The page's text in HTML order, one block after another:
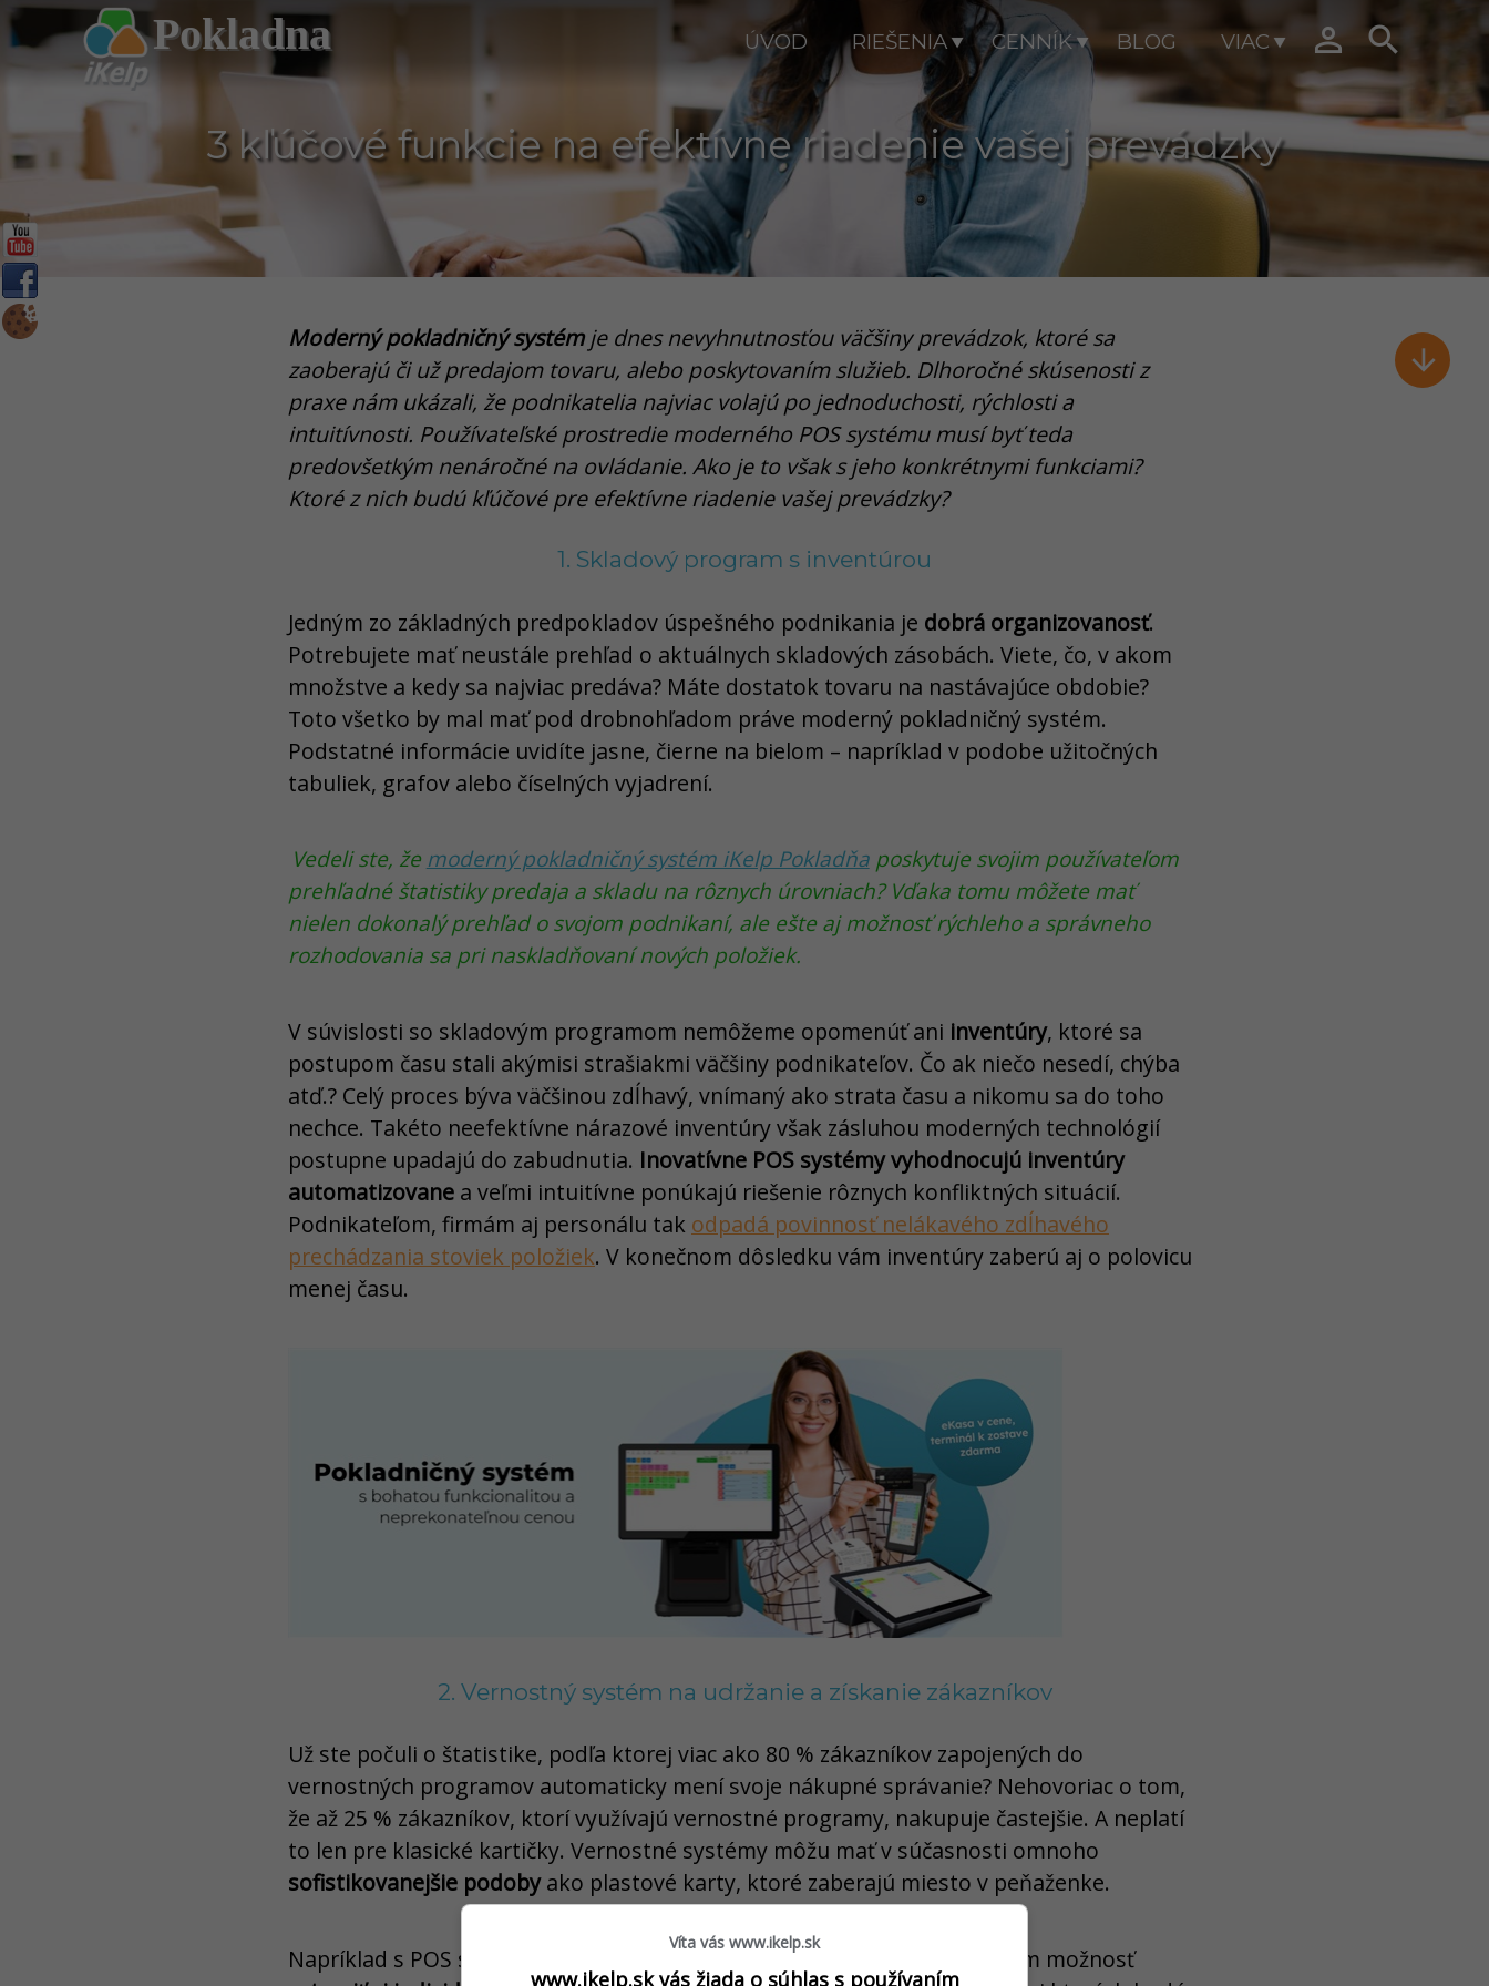
Pokladna ÚVOD RIEŠENIA CENNÍK BLOG VIAC  

3 kľúčové funkcie na efektívne riadenie vašej prevádzky
Moderný pokladničný systémje dnes nevyhnutnosťou väčšiny prevádzok, ktoré sa
zaoberajú či už predajom tovaru, alebo poskytovaním služieb. Dlhoročné skúsenosti z
praxe nám ukázali, že podnikatelia najviac volajú po jednoduchosti, rýchlosti a
intuitívnosti. Používateľské prostredie moderného POS systému musí byť teda
predovšetkým nenáročné na ovládanie. Ako je to však s jeho konkrétnymi funkciami?
Ktoré z nich budú kľúčové pre efektívne riadenie vašej prevádzky?
1. Skladový program s inventúrou
Jedným zo základných predpokladov úspešného podnikania je dobrá organizovanosť.
Potrebujete mať neustále prehľad o aktuálnych skladových zásobách. Viete, čo, v akom
množstve a kedy sa najviac predáva? Máte dostatok tovaru na nastávajúce obdobie?
Toto všetko by mal mať pod drobnohľadom práve moderný pokladničný systém.
Podstatné informácie uvidíte jasne, čierne na bielom – napríklad v podobe užitočných
tabuliek, grafov alebo číselných vyjadrení.
Vedeli ste, že moderný pokladničný systém iKelp Pokladňaposkytuje svojim používateľom
prehľadné štatistiky predaja a skladu na rôznych úrovniach? Vďaka tomu môžete mať
nielen dokonalý prehľad o svojom podnikaní, ale ešte aj možnosť rýchleho a správneho
rozhodovania sa pri naskladňovaní nových položiek.
V súvislosti so skladovým programom nemôžeme opomenúť ani inventúry, ktoré sa
postupom času stali akýmisi strašiakmi väčšiny podnikateľov. Čo ak niečo nesedí, chýba
atď.? Celý proces býva väčšinou zdĺhavý, vnímaný ako strata času a nikomu sa do toho
nechce. Takéto neefektívne nárazové inventúry však zásluhou moderných technológií
postupne upadajú do zabudnutia. Inovatívne POS systémy vyhodnocujú inventúry
automatizovane a veľmi intuitívne ponúkajú riešenie rôznych konfliktných situácií.
Podnikateľom, firmám aj personálu tak odpadá povinnosť nelákavého zdĺhavého
prechádzania stoviek položiek. V konečnom dôsledku vám inventúry zaberú aj o polovicu
menej času.
2. Vernostný systém na udržanie a získanie zákazníkov
Už ste počuli o štatistike, podľa ktorej viac ako 80 % zákazníkov zapojených do
vernostných programov automaticky mení svoje nákupné správanie? Nehovoriac o tom,
že až 25 % zákazníkov, ktorí využívajú vernostné programy, nakupuje častejšie. A neplatí
to len pre klasické kartičky. Vernostné systémy môžu mať v súčasnosti omnoho
sofistikovanejšie podobyako plastové karty, ktoré zaberajú miesto v peňaženke.
Napríklad s POS systémom iKelp Pokladňa môžete dať svojim zákazníkom možnosť
Víta vás www.ikelp.sk
www.ikelp.sk vás žiada o súhlas s používaním